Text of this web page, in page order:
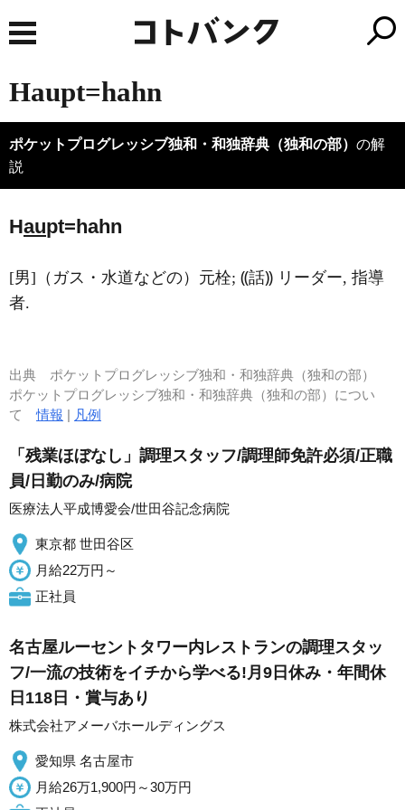
Haupt=hahn
ポケットプログレッシブ独和・和独辞典（独和の部） の解
説
Haupt=hahn
[男]（ガス・水道などの）元栓; ⸨話⸩ リーダー, 指導
者.
出典 ポケットプログレッシブ独和・和独辞典（独和の部）
ポケットプログレッシブ独和・和独辞典（独和の部）につい
て情報 | 凡例
「残業ほぼなし」調理スタッフ/調理師免許必須/正職
員/日勤のみ/病院
医療法人平成博愛会/世田谷記念病院
東京都 世田谷区
月給22万円～
正社員
名古屋ルーセントタワー内レストランの調理スタッ
フ/一流の技術をイチから学べる!月9日休み・年間休
日118日・賞与あり
株式会社アメーバホールディングス
愛知県 名古屋市
月給26万1,900円～30万円